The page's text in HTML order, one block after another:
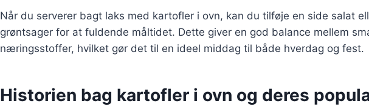
Når du serverer bagt laks med kartofler i ovn, kan du tilføje en side salat
grøntsager for at fuldende måltidet. Dette giver en god balance mellem
næringsstoffer, hvilket gør det til en ideel middag til både hverdag og fest.
Historien bag kartofler i ovn og deres